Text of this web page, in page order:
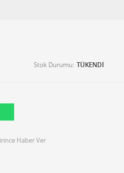
Stok Durumu TÜKENDİ
Haber Ver